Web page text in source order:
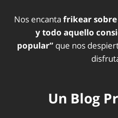
Nos encanta frikear sobre
y todo aquello
popular” que nos
Un Blog